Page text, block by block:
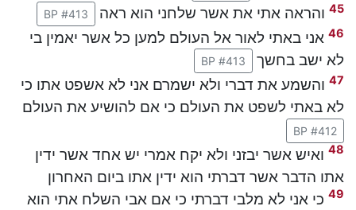
45 והראה אתי את אשר שלחני הוא ראה
BP #413
46 אני באתי לאור אל העולם למען כל אשר יאמין בי
לא ישב בחשך
BP #413
47 והשמע את דברי ולא ישמרם אני לא אשפט אתו כי
לא באתי לשפט את העולם כי אם להושיע את העולם
BP #412
48 ואיש אשר יבזני ולא יקח אמרי יש אחד אשר ידין
אתו הדבר אשר דברתי הוא ידין אתו ביום האחרון
49 כי אני לא מלבי דברתי כי אם אבי השלח אתי הוא